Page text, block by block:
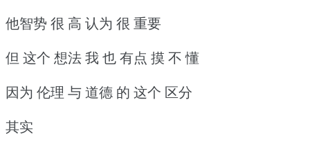
他智势 很 高 认为 很 重要
但 这个 想法 我 也 有点 摸 不 懂
因为 伦理 与 道德 的 这个 区分
其实